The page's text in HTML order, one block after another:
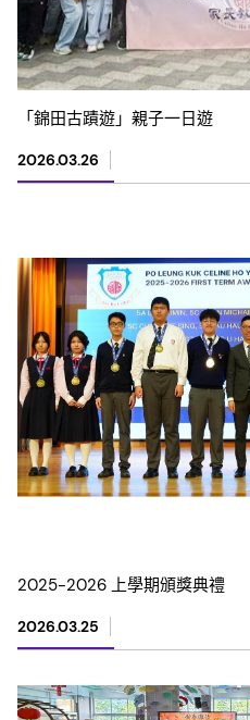
「錦田古蹟遊」親子一日遊
2026.03.26
2025-2026 上學期頒獎典禮
2026.03.25